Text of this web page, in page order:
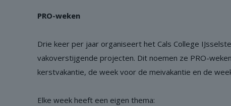
PRO-weken
Drie keer per jaar organiseert het Cals College
vakoverstijgende projecten. Dit noemen ze PRO-
kerstvakantie, de week voor de meivakantie en de
Elke week heeft een eigen thema: